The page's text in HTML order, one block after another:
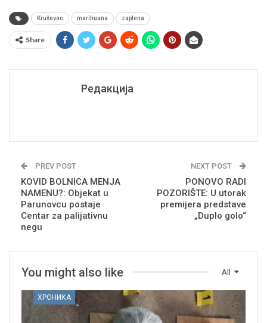
Kruševac marihuana zaplena
Share
Редакција
PREV POST
KOVID BOLNICA MENJA
NAMENU?: Objekat u
Parunovcu postaje
Centar za palijativnu
negu
NEXT POST
PONOVO RADI
POZORIŠTE: U utorak
premijera predstave
„Duplo golo“
All
You might also like
ХРОНИКА